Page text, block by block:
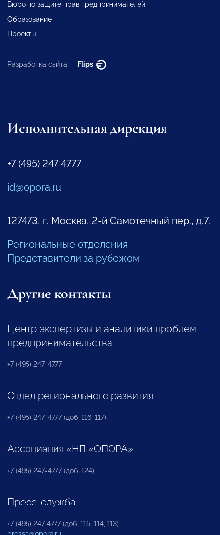
Бюро по защите прав предпринимателей
Образование
Проекты
Разработка сайта — Flips
Исполнительная дирекция
+7 (495) 247 4777
id@opora.ru
127473, г. Москва, 2-й Самотечный пер., д.7.
Региональные отделения
Представители за рубежом
Другие контакты
Центр экспертизы и аналитики проблем
предпринимательства
+7 (495) 247-4777
Отдел регионального развития
+7 (495) 247-4777 (доб. 116, 117)
Ассоциация «НП «ОПОРА»
+7 (495) 247-4777 (доб. 124)
Пресс-служба
+7 (495) 247 4777 (доб. 115, 114, 113)